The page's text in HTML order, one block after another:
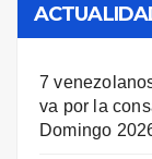
7
va por la
Domingo